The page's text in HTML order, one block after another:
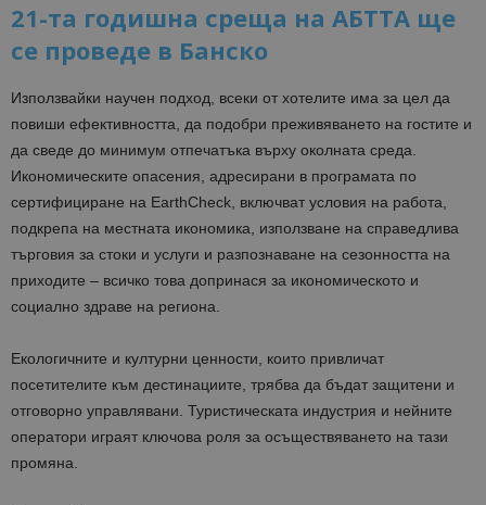
21-та годишна среща на АБТТА ще
се проведе в Банско
Използвайки научен подход, всеки от хотелите има за цел да
повиши ефективността, да подобри преживяването на гостите и
да сведе до минимум отпечатъка върху околната среда.
Икономическите опасения, адресирани в програмата по
сертифициране на EarthCheck, включват условия на работа,
подкрепа на местната икономика, използване на справедлива
търговия за стоки и услуги и разпознаване на сезонността на
приходите – всичко това допринася за икономическото и
социално здраве на региона.
Екологичните и културни ценности, които привличат
посетителите към дестинациите, трябва да бъдат защитени и
отговорно управлявани. Туристическата индустрия и нейните
оператори играят ключова роля за осъществяването на тази
промяна.